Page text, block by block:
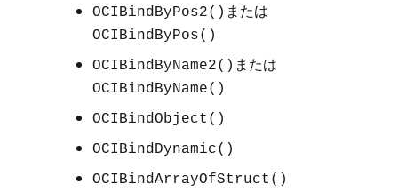
OCIBindByPos2() または
OCIBindByPos()
OCIBindByName2() または
OCIBindByName()
OCIBindObject()
OCIBindDynamic()
OCIBindArrayOfStruct()